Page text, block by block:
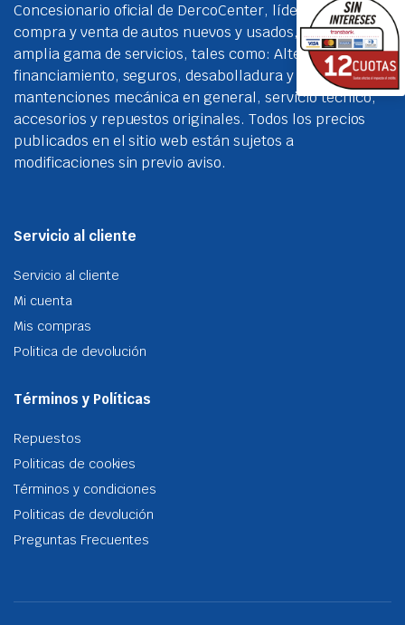
pueden
elegir
en
la
página
de
producto
Concesionario oficial de DercoCenter, líder en la
compra y venta de autos nuevos y usados, con una
amplia gama de servicios, tales como: Alternativas de
financiamiento, seguros, desabolladura y pintura,
mantenciones mecánica en general, servicio técnico,
accesorios y repuestos originales. Todos los precios
publicados en el sitio web están sujetos a
modificaciones sin previo aviso.
Servicio al cliente
Servicio al cliente
Mi cuenta
Mis compras
Politica de devolución
Términos y Políticas
Repuestos
Politicas de cookies
Términos y condiciones
Politicas de devolución
Preguntas Frecuentes